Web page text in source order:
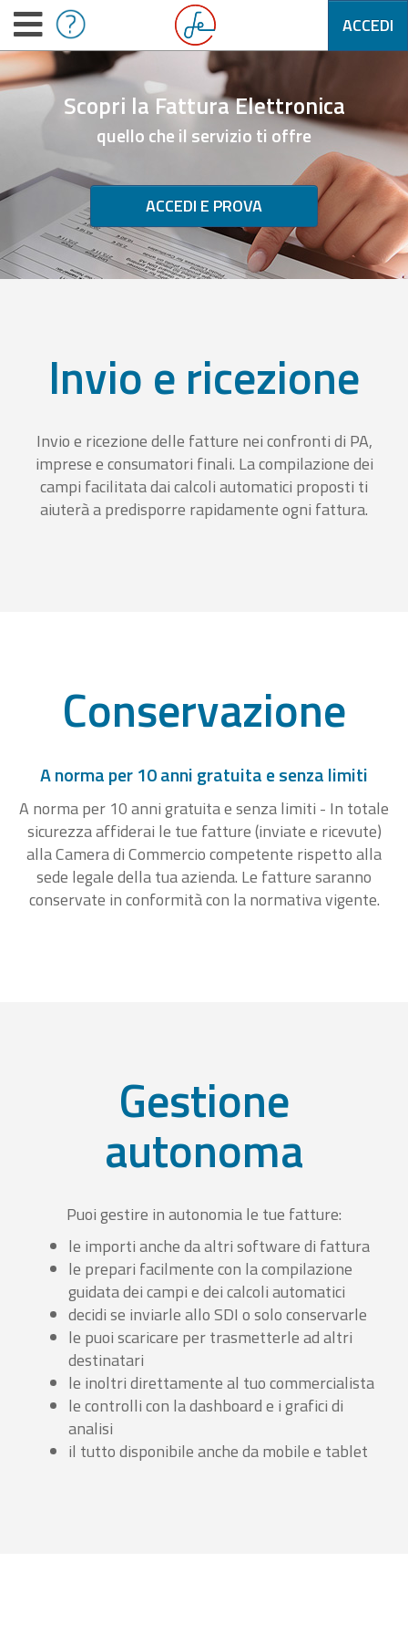
ACCEDI
Scopri la Fattura Elettronica
quello che il servizio ti offre
ACCEDI E PROVA
Invio e ricezione
Invio e ricezione delle fatture nei confronti di PA,
imprese e consumatori finali. La compilazione dei
campi facilitata dai calcoli automatici proposti ti
aiuterà a predisporre rapidamente ogni fattura.
Conservazione
A norma per 10 anni gratuita e senza limiti
A norma per 10 anni gratuita e senza limiti - In totale
sicurezza affiderai le tue fatture (inviate e ricevute)
alla Camera di Commercio competente rispetto alla
sede legale della tua azienda. Le fatture saranno
conservate in conformità con la normativa vigente.
Gestione
autonoma
Puoi gestire in autonomia le tue fatture:
le importi anche da altri software di fattura
le prepari facilmente con la compilazione
guidata dei campi e dei calcoli automatici
decidi se inviarle allo SDI o solo conservarle
le puoi scaricare per trasmetterle ad altri
destinatari
le inoltri direttamente al tuo commercialista
le controlli con la dashboard e i grafici di
analisi
il tutto disponibile anche da mobile e tablet